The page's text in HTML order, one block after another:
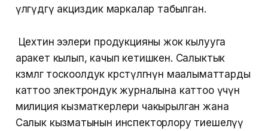
үлгүдөгү акциздик маркалар табылган.
Цехтин ээлери продукцияны жок кылууга
аракет кылып, качып кетишкен. Салыктык
көзөмөлгө тоскоолдук көрсөтүлгөнүн маалыматтарды
каттоо электрондук журналына каттоо үчүн
милиция кызматкерлери чакырылган жана
Салык кызматынын инспекторлору тиешелүү